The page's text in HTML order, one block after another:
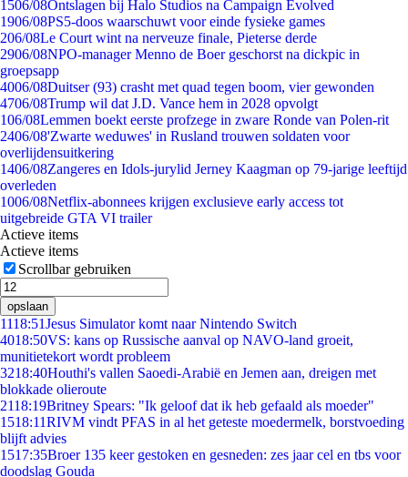
1506/08Ontslagen bij Halo Studios na Campaign Evolved
1906/08PS5-doos waarschuwt voor einde fysieke games
206/08Le Court wint na nerveuze finale, Pieterse derde
2906/08NPO-manager Menno de Boer geschorst na dickpic in
groepsapp
4006/08Duitser (93) crasht met quad tegen boom, vier gewonden
4706/08Trump wil dat J.D. Vance hem in 2028 opvolgt
106/08Lemmen boekt eerste profzege in zware Ronde van Polen-rit
2406/08'Zwarte weduwes' in Rusland trouwen soldaten voor
overlijdensuitkering
1406/08Zangeres en Idols-jurylid Jerney Kaagman op 79-jarige leeftijd
overleden
1006/08Netflix-abonnees krijgen exclusieve early access tot
uitgebreide GTA VI trailer
Actieve items
Actieve items
Scrollbar gebruiken
opslaan
1118:51Jesus Simulator komt naar Nintendo Switch
4018:50VS: kans op Russische aanval op NAVO-land groeit,
munitietekort wordt probleem
3218:40Houthi's vallen Saoedi-Arabië en Jemen aan, dreigen met
blokkade olieroute
2118:19Britney Spears: "Ik geloof dat ik heb gefaald als moeder"
1518:11RIVM vindt PFAS in al het geteste moedermelk, borstvoeding
blijft advies
1517:35Broer 135 keer gestoken en gesneden: zes jaar cel en tbs voor
doodslag Gouda